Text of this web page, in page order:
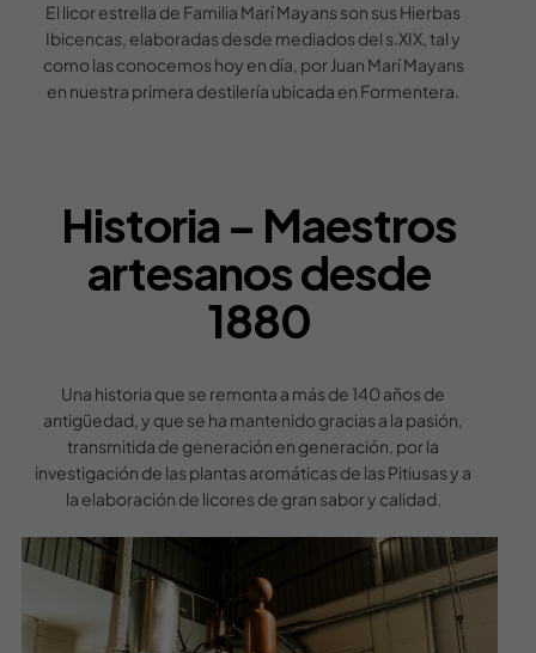
El licor estrella de Familia Marí Mayans son sus Hierbas
Ibicencas, elaboradas desde mediados del s.XIX, tal y
como las conocemos hoy en día, por Juan Marí Mayans
en nuestra primera destilería ubicada en Formentera.
Historia – Maestros
artesanos desde
1880
Una historia que se remonta a más de 140 años de
antigüedad, y que se ha mantenido gracias a la pasión,
transmitida de generación en generación, por la
investigación de las plantas aromáticas de las Pitiusas y a
la elaboración de licores de gran sabor y calidad.